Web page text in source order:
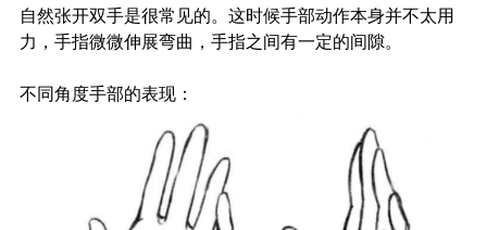
自然张开双手是很常见的。这时候手部动作本身并不太用
力，手指微微伸展弯曲，手指之间有一定的间隙。
不同角度手部的表现：